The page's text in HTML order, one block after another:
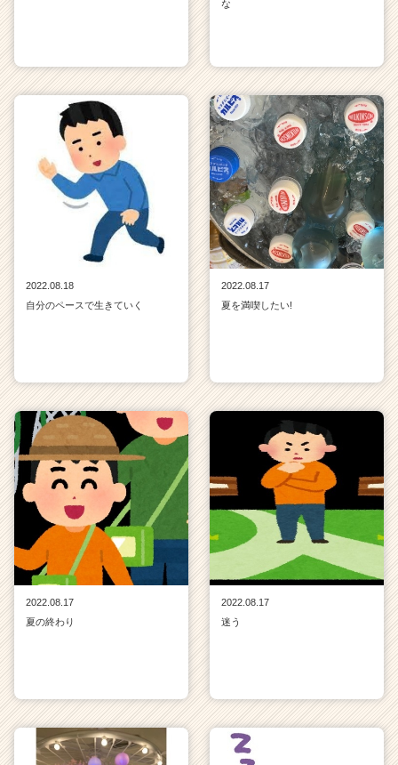
な
2022.08.18
自分のペースで生きていく
2022.08.17
夏を満喫したい!
2022.08.17
夏の終わり
2022.08.17
迷う